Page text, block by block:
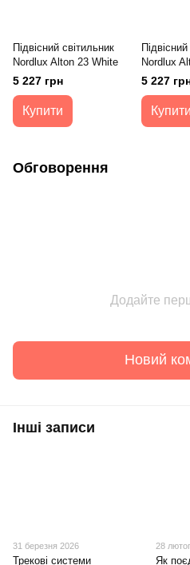
Підвісний світильник
Nordlux Alton 23 White
5 227 грн
Купити
Nordlux
5 227
Купити
Обговорення
Додайте
Новий
Інші записи
31 березня 2026
Трекові системи
28
Як